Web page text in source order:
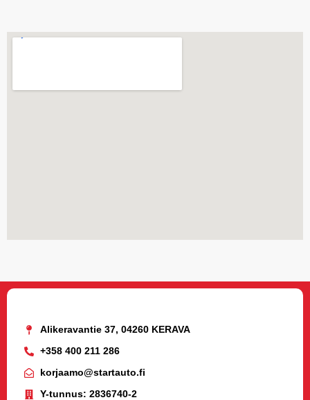
Alikeravantie 37, 04260 KERAVA
+358 400 211 286
korjaamo@startauto.fi
Y-tunnus: 2836740-2